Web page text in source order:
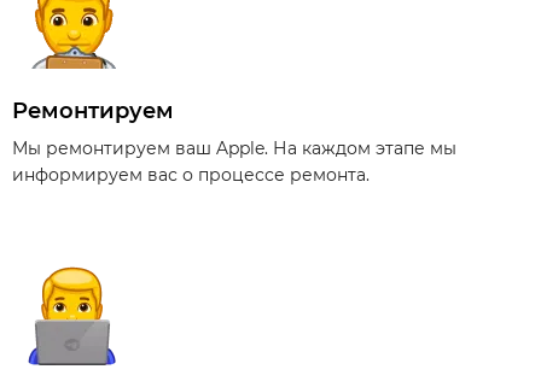
Ремонтируем
Мы ремонтируем ваш Apple. На каждом этапе мы
информируем вас о процессе ремонта.